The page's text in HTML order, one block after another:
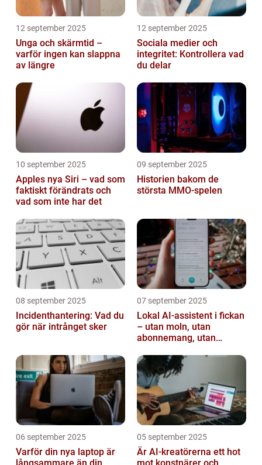
12 september 2025
Unga och skärmtid –
varför ingen kan slappna
av längre
12 september 2025
Sociala medier och
integritet: Kontrollera vad
du delar
10 september 2025
Apples nya Siri – vad som
faktiskt förändrats och
vad som inte har det
09 september 2025
Historien bakom de
största MMO-spelen
08 september 2025
Incidenthantering: Vad du
gör när intrånget sker
07 september 2025
Lokal AI-assistent i fickan
– utan moln, utan
abonnemang, utan
06 september 2025
Varför din nya laptop är
05 september 2025
Är AI-kreatörerna ett hot